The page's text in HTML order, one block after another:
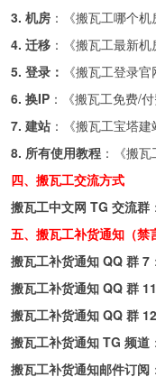
3. 机房 ：《搬瓦工哪个机
4. 迁移 ：《搬瓦工最新机
5. 登录：
《搬瓦工登录官
6. 换IP ：《搬瓦工免费/
7. 建站 ：《搬瓦工宝塔建
8. 所有使用教程 ：《搬瓦
四、搬瓦工交流方式
搬瓦工中文网 TG 交流群 ：
五、搬瓦工补货通知（禁
搬瓦工补货通知 QQ 群 7 ：
搬瓦工补货通知 QQ 群 11
搬瓦工补货通知 QQ 群 12
搬瓦工补货通知 TG 频道 ：
搬瓦工补货通知邮件订阅 ：